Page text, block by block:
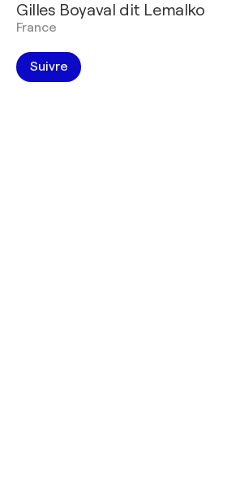
Gilles Boyaval dit Lemalko
France
Suivre